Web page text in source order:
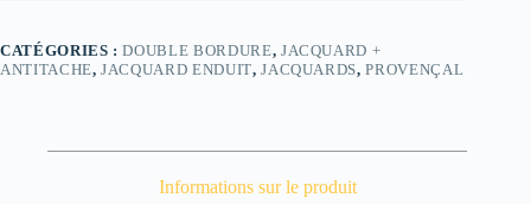
CATÉGORIES :DOUBLE BORDURE, JACQUARD +
ANTITACHE,JACQUARD ENDUIT,JACQUARDS,PROVENÇAL
Informations sur le produit